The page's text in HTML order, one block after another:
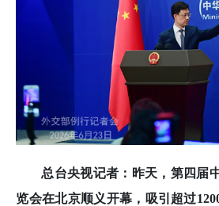
总台央视记者：昨天，第四届
览会在北京顺义开幕，吸引超过